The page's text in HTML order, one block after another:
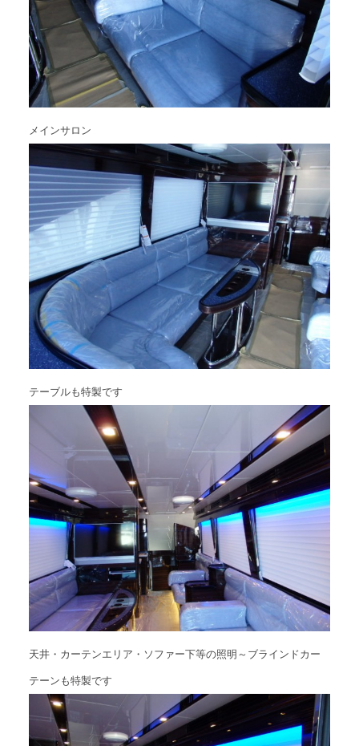
メインサロン
テーブルも特製です
天井・カーテンエリア・ソファー下等の照明～ブラインドカー
テーンも特製です